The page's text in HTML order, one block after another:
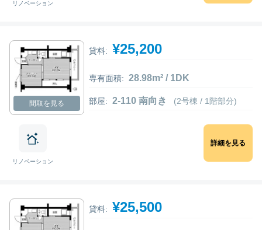
リノベーション
間取を見る
貸料: ¥25,200
専有面積: 28.98m² / 1DK
部屋: 2-110 南向き (2号棟 / 1階部分)
リノベーション
詳細を見る
貸料: ¥25,500